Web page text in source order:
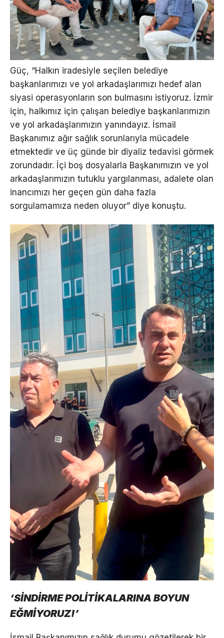
Güç, “Halkın iradesiyle seçilen belediye
başkanlarımızı ve yol arkadaşlarımızı hedef alan
siyasi operasyonların son bulmasını istiyoruz. İzmir
için, halkımız için çalışan belediye başkanlarımızın
ve yol arkadaşlarımızın yanındayız. İsmail
Başkanımız ağır sağlık sorunlarıyla mücadele
etmektedir ve üç günde bir diyaliz tedavisi görmek
zorundadır. İçi boş dosyalarla Başkanımızın ve yol
arkadaşlarımızın tutuklu yargılanması, adalete olan
inancımızı her geçen gün daha fazla
sorgulamamıza neden oluyor” diye konuştu.
‘SİNDİRME POLİTİKALARINA BOYUN
EĞMİYORUZ!’